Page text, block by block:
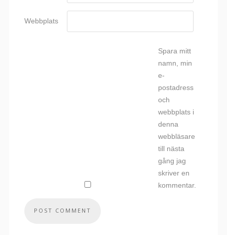
Webbplats
Spara mitt
namn, min
e-
postadress
och
webbplats i
denna
webbläsare
till nästa
gång jag
skriver en
kommentar.